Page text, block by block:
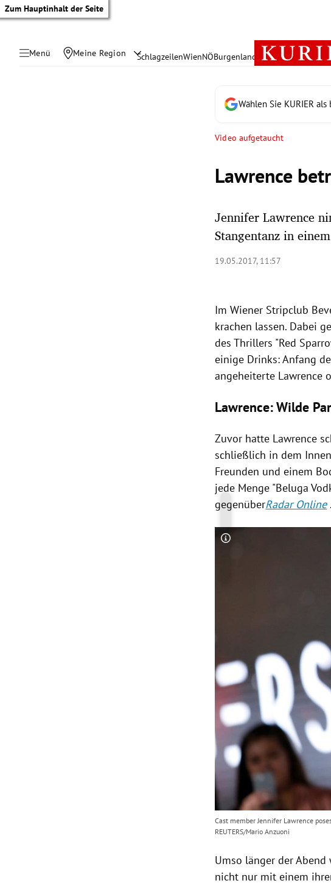
Zum Hauptinhalt der Seite
Menü Meine Region SchlagzeilenWienNÖBurgenland Österreich Politik
Wählen Sie KURIER
Video aufgetaucht
Lawrence
Jennifer Lawrence
Stangentanz in
19.05.2017, 11:57
Im Wiener Stripclub
krachen lassen. Dabei
des Thrillers "Red
einige Drinks: Anfang
angeheiterte Lawrence
Lawrence: Wilde
Zuvor hatte Lawrence
schließlich in dem
Freunden und einem
jede Menge "Beluga
gegenüberRadar Online.
Copyright-Hinweis
Cast member Jennifer Lawrence
REUTERS/Mario Anzuoni
Umso länger der
nicht nur mit einem